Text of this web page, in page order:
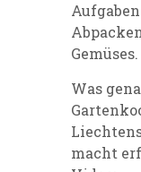
Gemüses.
Was
macht